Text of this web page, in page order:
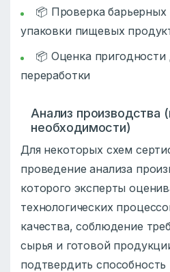
📦 Проверка барьерных
упаковки пищевых
📦 Оценка пригодности
переработки
Анализ производства
необходимости)
Для некоторых схем
проведение анализа
которого эксперты
технологических
качества, соблюдение
сырья и готовой
подтвердить способность